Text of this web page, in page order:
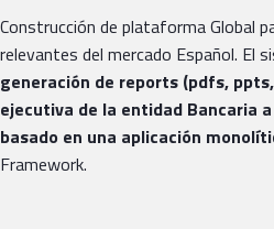
Construcción de plataforma Global
relevantes del mercado Español. El
generación de reports (pdfs,
ejecutiva de la entidad Bancaria
basado en una aplicación
Framework.